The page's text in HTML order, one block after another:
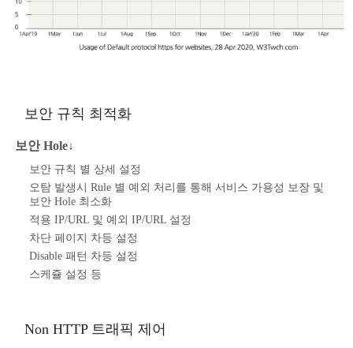
보안 규칙 최적화
보안 Hole↓
보안 규칙 별 상세 설정
오탐 발생시 Rule 별 예외 처리를 통해 서비스 가용성 보장 및
보안 Hole 최소화
적용 IP/URL 및 예외 IP/URL 설정
차단 페이지 차등 설정
Disable 패턴 차등 설정
스케쥴 설정 등
Non HTTP 트래픽 제어